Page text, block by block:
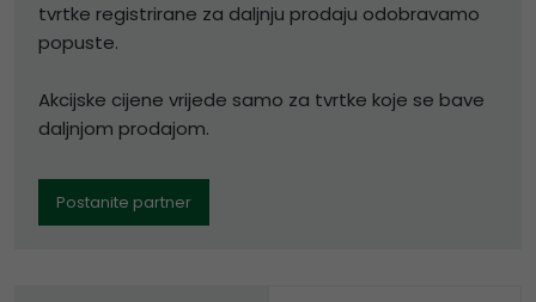
tvrtke registrirane za daljnju prodaju odobravamo
popuste.
Akcijske cijene vrijede samo za tvrtke koje se bave
daljnjom prodajom.
Postanite partner